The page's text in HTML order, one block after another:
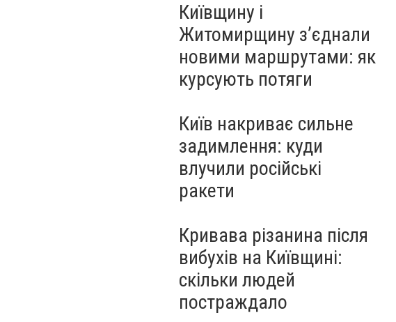
Київщину і
Житомирщину з’єднали
новими маршрутами: як
курсують потяги
Київ накриває сильне
задимлення: куди
влучили російські
ракети
Кривава різанина після
вибухів на Київщині:
скільки людей
постраждало